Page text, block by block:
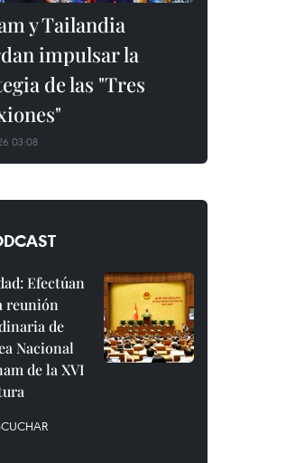
y Tailandia
impulsar la
de las "Tres
03:08
Efectúan
reunión
de
Nacional
de la XVI